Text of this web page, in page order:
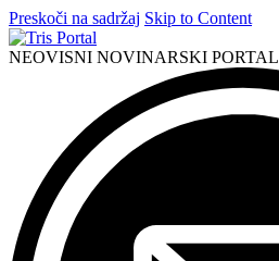
Preskoči na sadržaj Skip to Content
NEOVISNI NOVINARSKI PORTAL